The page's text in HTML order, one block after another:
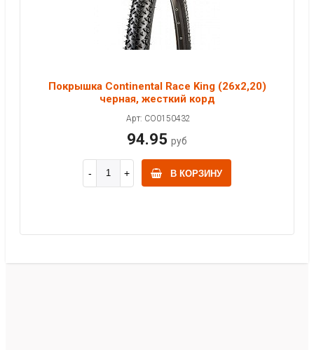
Покрышка Continental Race King (26x2,20)
черная, жесткий корд
Арт: CO0150432
94.95 руб
В КОРЗИНУ